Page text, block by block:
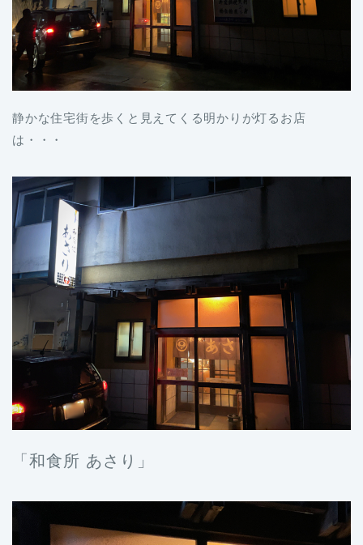
静かな住宅街を歩くと見えてくる明かりが灯るお店
は・・・
「和食所 あさり」